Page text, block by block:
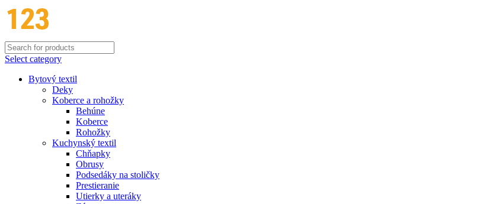
Select category
Bytový textil
Deky
Koberce a rohožky
Behúne
Koberce
Rohožky
Kuchynský textil
Chňapky
Obrusy
Podsedáky na stoličky
Prestieranie
Utierky a uteráky